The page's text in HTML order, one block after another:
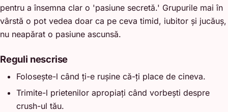
pentru a însemna clar o 'pasiune secretă.' Grupurile mai în
vârstă o pot vedea doar ca pe ceva timid, iubitor și jucăuș,
nu neapărat o pasiune ascunsă.
Reguli nescrise
Folosește-l când ți-e rușine că-ți place de cineva.
Trimite-l prietenilor apropiați când vorbești despre
crush-ul tău.